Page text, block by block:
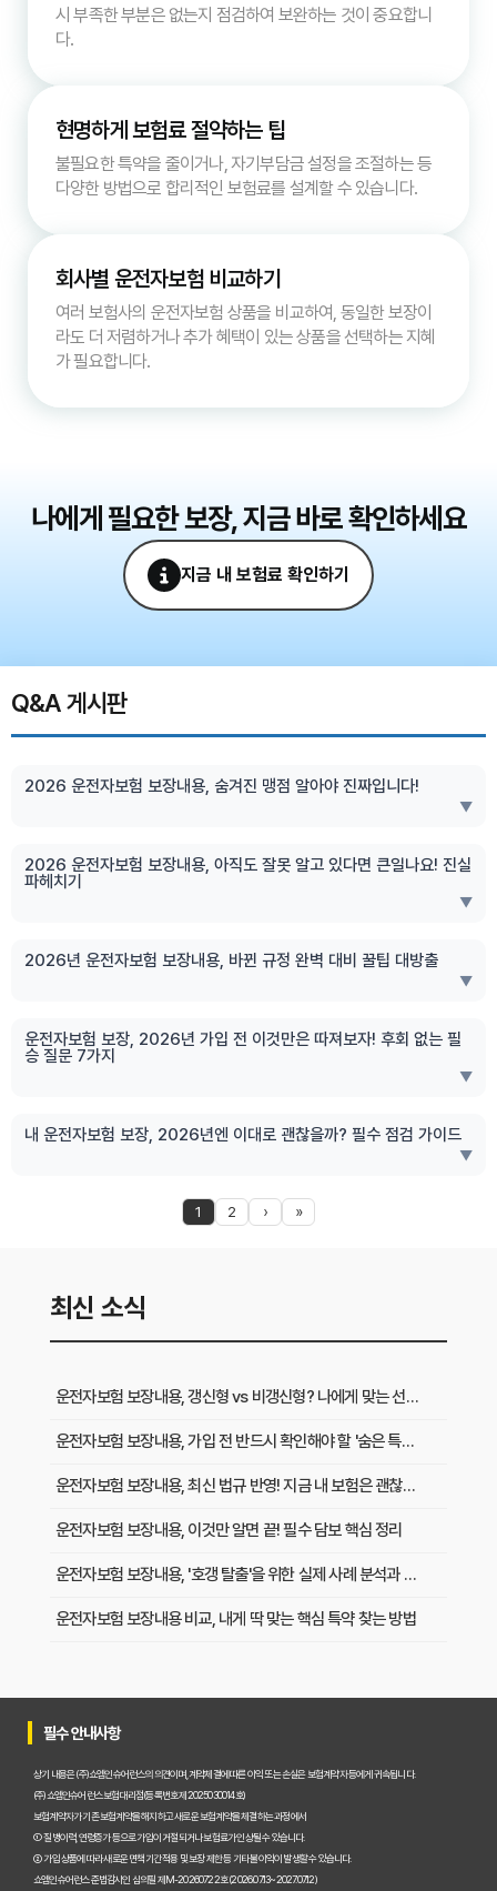
시 부족한 부분은 없는지 점검하여 보완하는 것이 중요합니
다.
현명하게 보험료 절약하는 팁
불필요한 특약을 줄이거나, 자기부담금 설정을 조절하는 등
다양한 방법으로 합리적인 보험료를 설계할 수 있습니다.
회사별 운전자보험 비교하기
여러 보험사의 운전자보험 상품을 비교하여, 동일한 보장이
라도 더 저렴하거나 추가 혜택이 있는 상품을 선택하는 지혜
가 필요합니다.
나에게 필요한 보장, 지금 바로 확인하세요
지금 내 보험료 확인하기
Q&A 게시판
2026 운전자보험 보장내용, 숨겨진 맹점 알아야 진짜입니다!
▼
2026 운전자보험 보장내용, 아직도 잘못 알고 있다면 큰일나요! 진실
파헤치기
▼
2026년 운전자보험 보장내용, 바뀐 규정 완벽 대비 꿀팁 대방출
▼
운전자보험 보장, 2026년 가입 전 이것만은 따져보자! 후회 없는 필
승 질문 7가지
▼
내 운전자보험 보장, 2026년엔 이대로 괜찮을까? 필수 점검 가이드
▼
1 2 › »
최신 소식
운전자보험 보장내용, 갱신형 vs 비갱신형? 나에게 맞는 선택 가이드
운전자보험 보장내용, 가입 전 반드시 확인해야 할 '숨은 특약' 활용법
운전자보험 보장내용, 최신 법규 반영! 지금 내 보험은 괜찮을까?
운전자보험 보장내용, 이것만 알면 끝! 필수 담보 핵심 정리
운전자보험 보장내용, '호갱 탈출'을 위한 실제 사례 분석과 보상 핵심 정리
운전자보험 보장내용 비교, 내게 딱 맞는 핵심 특약 찾는 방법
실제 사례로 본 운전자보험 보장내용, 내가 받게 될 혜택은?
필수 안내사항
상기 내용은 (주)쇼엠인슈어런스의 의견이며, 계약체결에 따른 이익 또는 손실은 보험계약자 등에게 귀속됩니다.
(주)쇼엠인슈어런스 보험대리점(등록번호 제2025030014호)
보험계약자가 기존 보험계약을 해지하고 새로운 보험계약을 체결하는 과정에서
① 질병이력, 연령증가 등으로 가입이 거절되거나 보험료가 인상될 수 있습니다.
② 가입 상품에 따라 새로운 면책기간 적용 및 보장 제한 등 기타 불이익이 발생할 수 있습니다.
쇼엠인슈어런스 준법감시인 심의필 제M-20260722호 (2026.07.13~2027.07.12)